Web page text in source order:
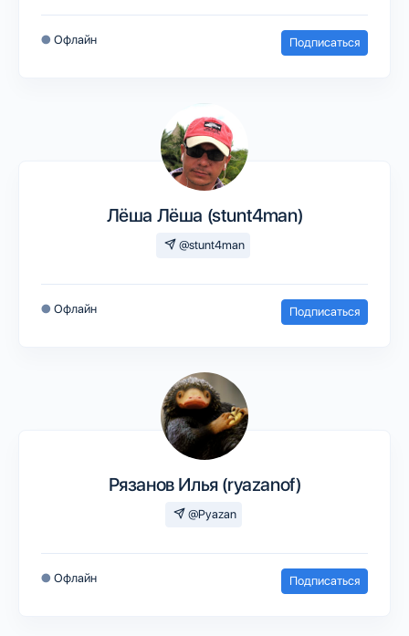
● Офлайн Подписаться
Лёша Лёша (stunt4man)
@stunt4man
● Офлайн Подписаться
Рязанов Илья (ryazanof)
@Pyazan
● Офлайн Подписаться